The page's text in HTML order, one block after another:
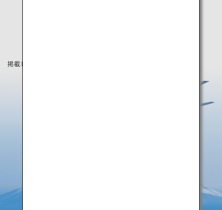
掲載している情報は2019年8月時点の情報です。